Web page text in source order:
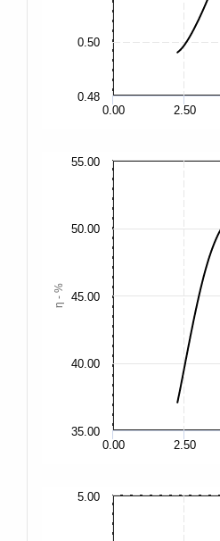
0.00 2.50
0.50
0.48
η - %
0.00 2.50
35.00
40.00
45.00
50.00
55.00
5.00